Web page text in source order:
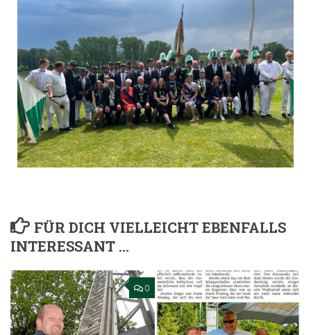
FÜR DICH VIELLEICHT EBENFALLS
INTERESSANT …
0